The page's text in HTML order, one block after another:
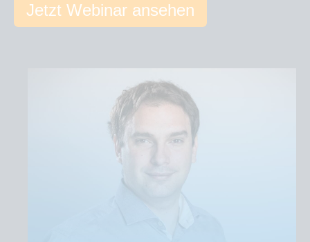
Jetzt Webinar ansehen